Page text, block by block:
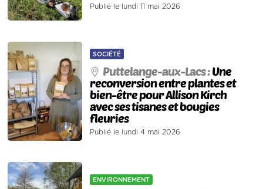
Publié le lundi 11 mai 2026
SOCIÉTÉ
Puttelange-aux-Lacs :Une
reconversion entre plantes et
bien-être pour Allison Kirch
avec ses tisanes et bougies
fleuries
Publié le lundi 4 mai 2026
ENVIRONNEMENT